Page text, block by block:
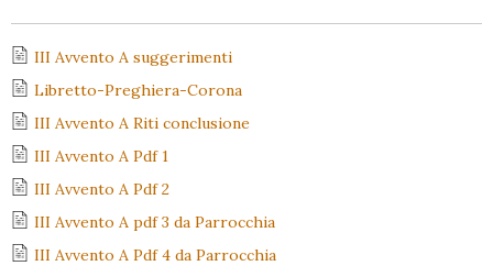
III Avvento A suggerimenti
Libretto-Preghiera-Corona
III Avvento A Riti conclusione
III Avvento A Pdf 1
III Avvento A Pdf 2
III Avvento A pdf 3 da Parrocchia
III Avvento A Pdf 4 da Parrocchia